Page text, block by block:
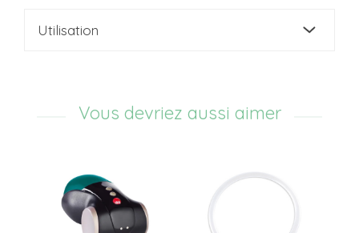
Utilisation
Vous devriez aussi aimer